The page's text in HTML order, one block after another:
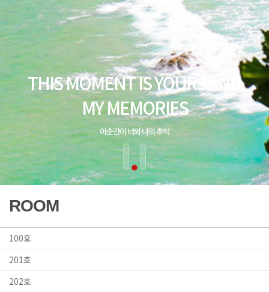
ROOM
100호
201호
202호